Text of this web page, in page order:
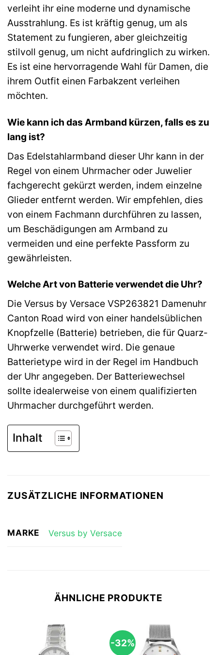
verleiht ihr eine moderne und dynamische
Ausstrahlung. Es ist kräftig genug, um als
Statement zu fungieren, aber gleichzeitig
stilvoll genug, um nicht aufdringlich zu wirken.
Es ist eine hervorragende Wahl für Damen, die
ihrem Outfit einen Farbakzent verleihen
möchten.
Wie kann ich das Armband kürzen, falls es zu
lang ist?
Das Edelstahlarmband dieser Uhr kann in der
Regel von einem Uhrmacher oder Juwelier
fachgerecht gekürzt werden, indem einzelne
Glieder entfernt werden. Wir empfehlen, dies
von einem Fachmann durchführen zu lassen,
um Beschädigungen am Armband zu
vermeiden und eine perfekte Passform zu
gewährleisten.
Welche Art von Batterie verwendet die Uhr?
Die Versus by Versace VSP263821 Damenuhr
Canton Road wird von einer handelsüblichen
Knopfzelle (Batterie) betrieben, die für Quarz-
Uhrwerke verwendet wird. Die genaue
Batterietype wird in der Regel im Handbuch
der Uhr angegeben. Der Batteriewechsel
sollte idealerweise von einem qualifizierten
Uhrmacher durchgeführt werden.
Inhalt
ZUSÄTZLICHE INFORMATIONEN
MARKE Versus by Versace
ÄHNLICHE PRODUKTE
-32%